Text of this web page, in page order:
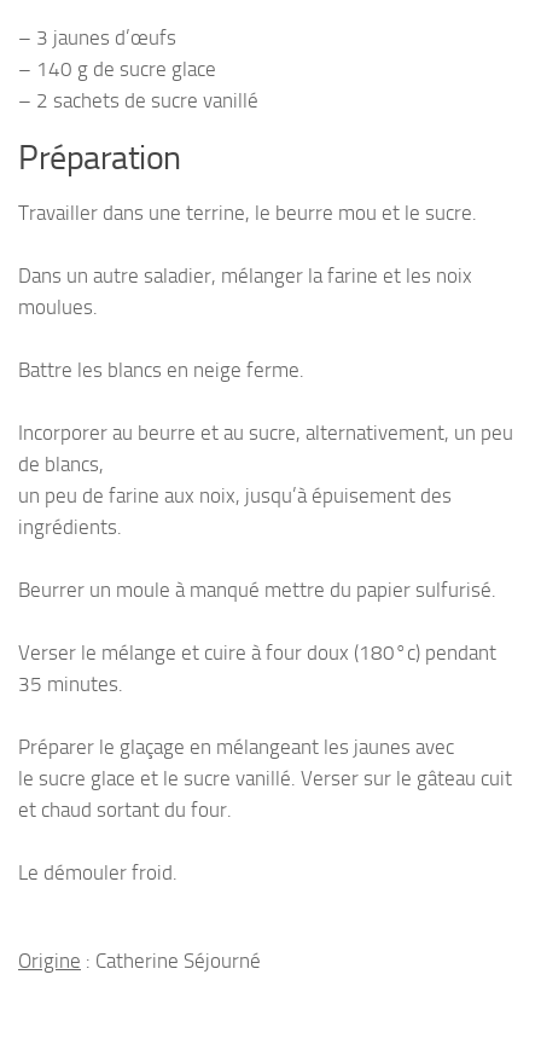
– 3 jaunes d’œufs
– 140 g de sucre glace
– 2 sachets de sucre vanillé
Préparation
Travailler dans une terrine, le beurre mou et le sucre.
Dans un autre saladier, mélanger la farine et les noix
moulues.
Battre les blancs en neige ferme.
Incorporer au beurre et au sucre, alternativement, un peu
de blancs,
un peu de farine aux noix, jusqu’à épuisement des
ingrédients.
Beurrer un moule à manqué mettre du papier sulfurisé.
Verser le mélange et cuire à four doux (180°c) pendant
35 minutes.
Préparer le glaçage en mélangeant les jaunes avec
le sucre glace et le sucre vanillé. Verser sur le gâteau cuit
et chaud sortant du four.
Le démouler froid.
Origine : Catherine Séjourné